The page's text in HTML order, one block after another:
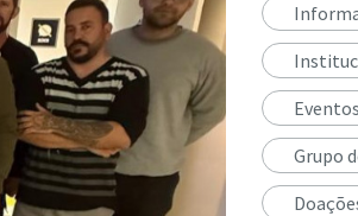
Eventos
Grupo